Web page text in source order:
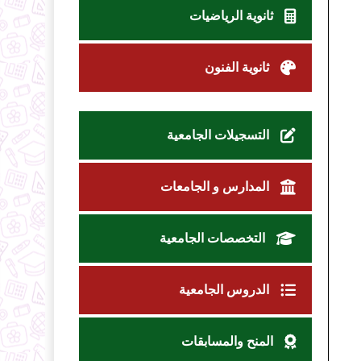
ثانوية الرياضيات
ثانوية الفنون
التسجيلات الجامعية
المدارس و الجامعات
التخصصات الجامعية
الدروس الجامعية
المنح والمسابقات